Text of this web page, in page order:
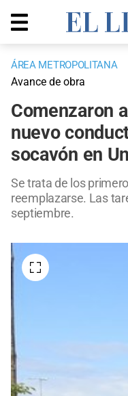
ÁREA METROPOLITANA
Avance de obra
Comenzaron
nuevo
socavón en
Se trata de los
reemplazarse. Las
septiembre.